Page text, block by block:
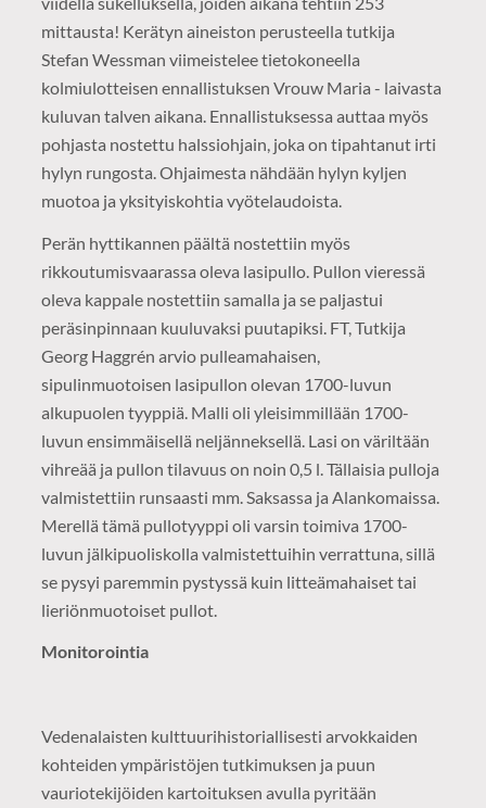
mittausta! Kerätyn aineiston perusteella tutkija
Stefan Wessman viimeistelee tietokoneella
kolmiulotteisen ennallistuksen Vrouw Maria - laivasta
kuluvan talven aikana. Ennallistuksessa auttaa myös
pohjasta nostettu halssiohjain, joka on tipahtanut irti
hylyn rungosta. Ohjaimesta nähdään hylyn kyljen
muotoa ja yksityiskohtia vyötelaudoista.
Perän hyttikannen päältä nostettiin myös
rikkoutumisvaarassa oleva lasipullo. Pullon vieressä
oleva kappale nostettiin samalla ja se paljastui
peräsinpinnaan kuuluvaksi puutapiksi. FT, Tutkija
Georg Haggrén arvio pulleamahaisen,
sipulinmuotoisen lasipullon olevan 1700-luvun
alkupuolen tyyppiä. Malli oli yleisimmillään 1700-
luvun ensimmäisellä neljänneksellä. Lasi on väriltään
vihreää ja pullon tilavuus on noin 0,5 l. Tällaisia pulloja
valmistettiin runsaasti mm. Saksassa ja Alankomaissa.
Merellä tämä pullotyyppi oli varsin toimiva 1700-
luvun jälkipuoliskolla valmistettuihin verrattuna, sillä
se pysyi paremmin pystyssä kuin litteämahaiset tai
lieriönmuotoiset pullot.
Monitorointia
Vedenalaisten kulttuurihistoriallisesti arvokkaiden
kohteiden ympäristöjen tutkimuksen ja puun
vauriotekijöiden kartoituksen avulla pyritään